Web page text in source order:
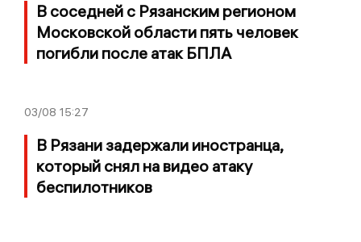
В соседней с Рязанским регионом
Московской области пять человек
погибли после атак БПЛА
03/08 15:27
В Рязани задержали иностранца,
который снял на видео атаку
беспилотников